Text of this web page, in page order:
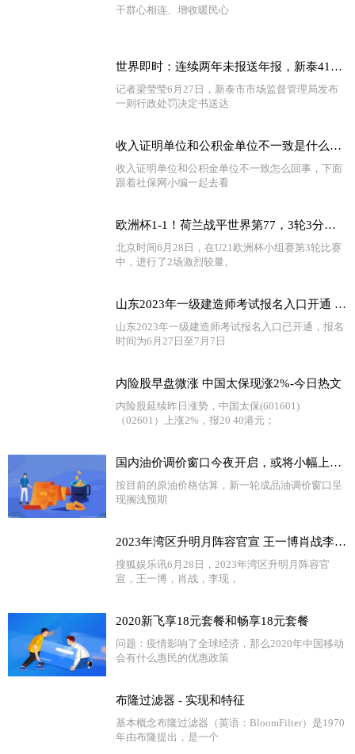
干群心相连、增收暖民心
世界即时：连续两年未报送年报，新泰41户企业被吊销营业执照
记者梁莹莹6月27日，新泰市市场监督管理局发布
一则行政处罚决定书送达
收入证明单位和公积金单位不一致是什么原因 收入证明和工作单位不一致怎么办
收入证明单位和公积金单位不一致怎么回事，下面
跟着社保网小编一起去看
欧洲杯1-1！荷兰战平世界第77，3轮3分小组出局，葡萄牙绝杀出线
北京时间6月28日，在U21欧洲杯小组赛第3轮比赛
中，进行了2场激烈较量。
山东2023年一级建造师考试报名入口开通 世界热消息
山东2023年一级建造师考试报名入口已开通，报名
时间为6月27日至7月7日
内险股早盘微涨 中国太保现涨2%-今日热文
内险股延续昨日涨势，中国太保(601601)
（02601）上涨2%，报20 40港元；
​国内油价调价窗口今夜开启，或将小幅上调 天天热闻
按目前的原油价格估算，新一轮成品油调价窗口呈
现搁浅预期
2023年湾区升明月阵容官宣 王一博肖战李现众星云集​​
搜狐娱乐讯6月28日，2023年湾区升明月阵容官
宣，王一博，肖战，李现，
2020新飞享18元套餐和畅享18元套餐
问题：疫情影响了全球经济，那么2020年中国移动
会有什么惠民的优惠政策
布隆过滤器 - 实现和特征
基本概念布隆过滤器（英语：BloomFilter）是1970
年由布隆提出，是一个